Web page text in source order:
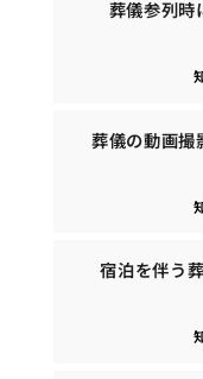
葬儀参列時
葬儀の動画撮
宿泊を伴う